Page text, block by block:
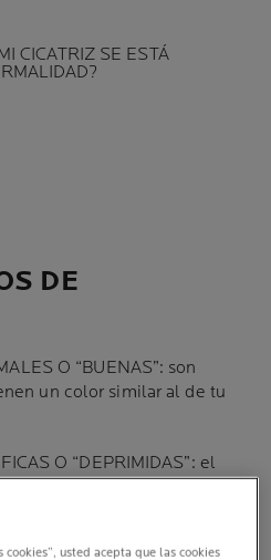
CICATRIZ SE ESTÁ
DE
O “BUENAS”: son
un color similar al de tu
O “DEPRIMIDAS”: el
causadas por el acné o
usted acepta que las cookies